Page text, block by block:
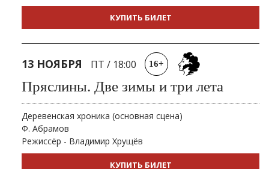
КУПИТЬ БИЛЕТ
13 НОЯБРЯ ПТ / 18:00 16+
Пряслины. Две зимы и три лета
Деревенская хроника (основная сцена)
Ф. Абрамов
Режиссёр - Владимир Хрущёв
КУПИТЬ БИЛЕТ